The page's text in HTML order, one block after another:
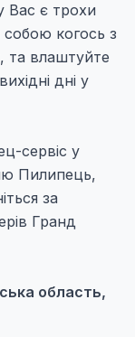
Вас є трохи
собою когось з
та влаштуйте
дні у
сервіс у
Пилипець,
за
Гранд
область,